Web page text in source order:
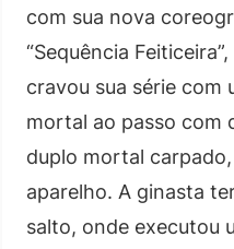
com sua nova
“Sequência
cravou sua série com
mortal ao passo com
duplo mortal
aparelho. A ginasta
salto, onde executou